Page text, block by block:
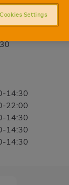
14:30
22:00
14:30
14:30
14:30
Cookies Settings